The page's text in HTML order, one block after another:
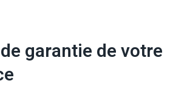
garantie de votre